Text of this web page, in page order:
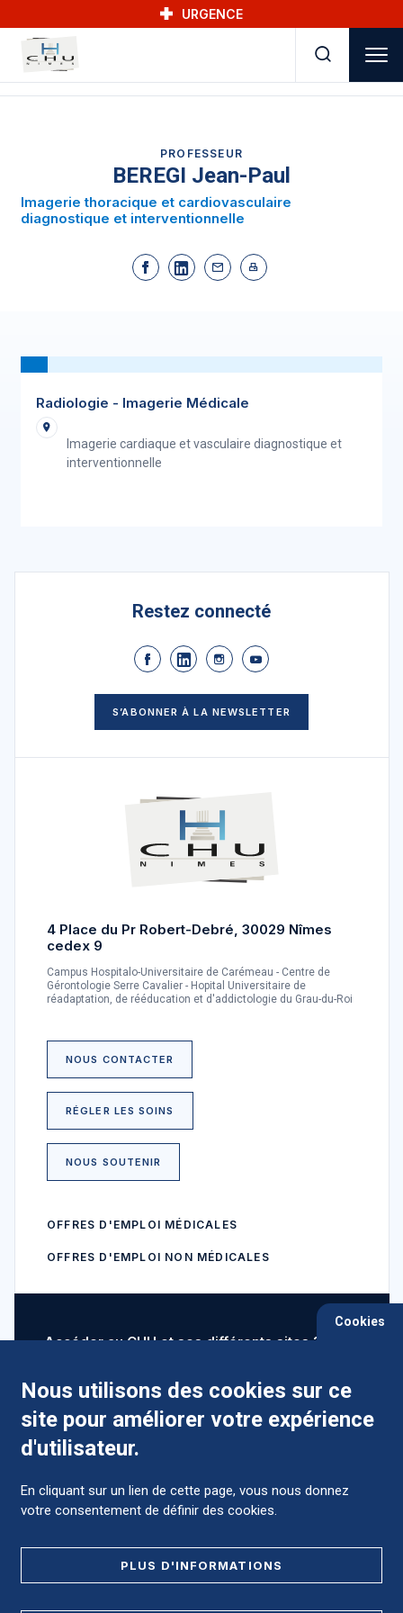
URGENCE
PROFESSEUR
BEREGI Jean-Paul
Imagerie thoracique et cardiovasculaire
diagnostique et interventionnelle
Radiologie - Imagerie Médicale
Imagerie cardiaque et vasculaire diagnostique et
interventionnelle
Restez connecté
S’ABONNER À LA NEWSLETTER
4 Place du Pr Robert-Debré, 30029 Nîmes
cedex 9
Campus Hospitalo-Universitaire de Carémeau - Centre de
Gérontologie Serre Cavalier - Hopital Universitaire de
réadaptation, de rééducation et d'addictologie du Grau-du-Roi
NOUS CONTACTER
RÉGLER LES SOINS
NOUS SOUTENIR
OFFRES D'EMPLOI MÉDICALES
OFFRES D'EMPLOI NON MÉDICALES
Accéder au CHU et ses différents sites ?
Comment préparer mon hospitalisation ?
Cookies
Nous utilisons des cookies sur ce
site pour améliorer votre expérience
d'utilisateur.
En cliquant sur un lien de cette page, vous nous donnez
votre consentement de définir des cookies.
PLUS D'INFORMATIONS